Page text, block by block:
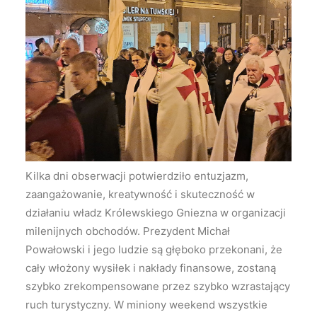
Kilka dni obserwacji potwierdziło entuzjazm,
zaangażowanie, kreatywność i skuteczność w
działaniu władz Królewskiego Gniezna w organizacji
milenijnych obchodów. Prezydent Michał
Powałowski i jego ludzie są głęboko przekonani, że
cały włożony wysiłek i nakłady finansowe, zostaną
szybko zrekompensowane przez szybko wzrastający
ruch turystyczny. W miniony weekend wszystkie